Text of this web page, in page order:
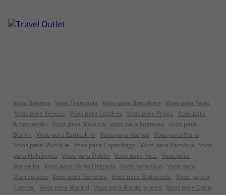
Voos Baratos Voos Transavia Voos para Barcelona Voos para Paris
Voos para Veneza Voos para Londres Voos para Praga Voos para
Amesterdão Voos para Maiorca Voos para Istambul Voos para
Berlim Voos para Estocolmo Voos para Atenas Voos para Viena
Voos para Munique Voos para Copenhaga Voos para Varsóvia Voos
para Helsínquia Voos para Dublin Voos para Nice Voos para
Marselha Voos para Ponta Delgada Voos para Oslo Voos para
Marraquexe Voos para Genebra Voos para Budapeste Voos para o
Funchal Voos para Madrid Voos para Rio de Janeiro Voos para Cairo